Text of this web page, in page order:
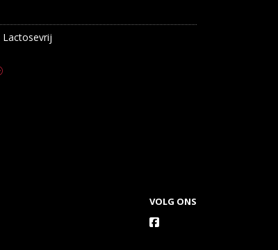
Lactosevrij
VOLG ONS